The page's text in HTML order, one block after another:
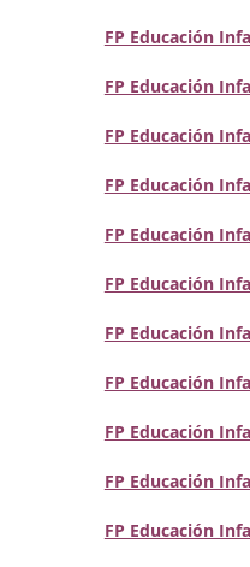
FP Educación
FP Educación
FP Educación
FP Educación
FP Educación
FP Educación
FP Educación
FP Educación
FP Educación
FP Educación
FP Educación